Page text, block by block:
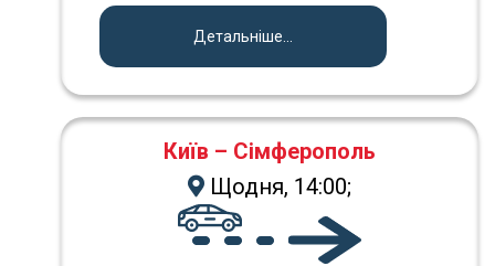
Детальніше...
Київ – Сімферополь
Щодня, 14:00;